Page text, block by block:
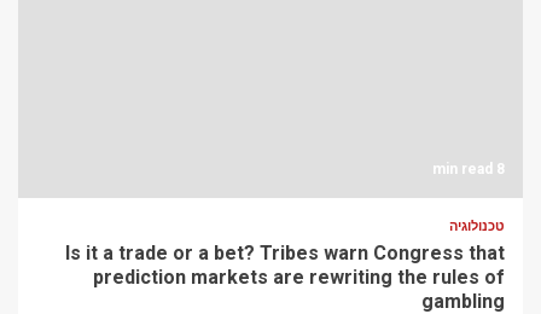
8 min read
טכנולוגיה
Is it a trade or a bet? Tribes warn Congress that
prediction markets are rewriting the rules of
gambling